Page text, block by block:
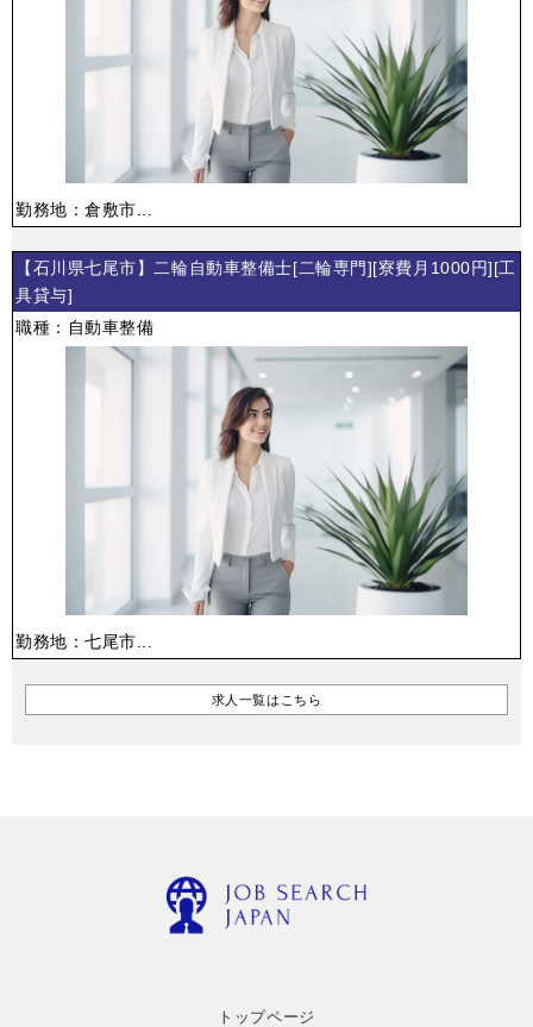
勤務地：倉敷市...
【石川県七尾市】二輪自動車整備士[二輪専門][寮費月1000円][工
具貸与]
職種：自動車整備
勤務地：七尾市...
求人一覧はこちら
トップページ